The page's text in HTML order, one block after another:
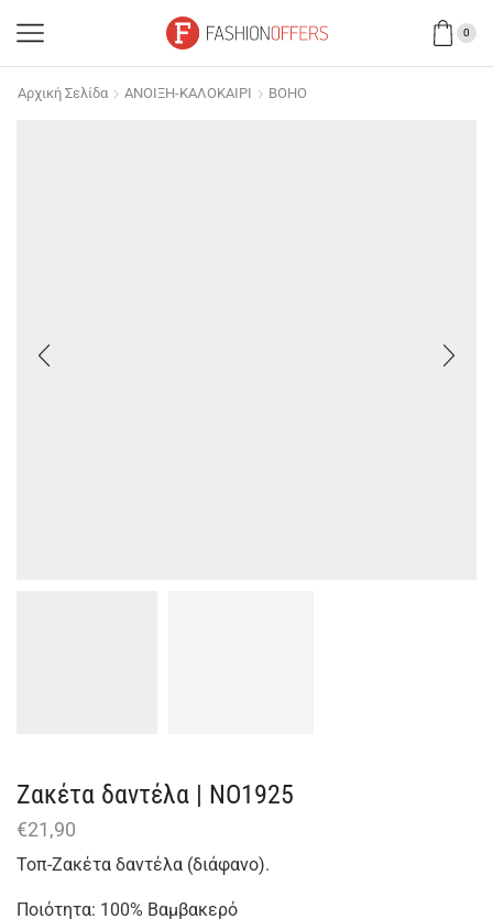
0
Αρχική Σελίδα ΑΝΟΙΞΗ-ΚΑΛΟΚΑΙΡΙ BOHO
Ζακέτα δαντέλα | NO1925
€21,90
Τοπ-Ζακέτα δαντέλα (διάφανο).
Ποιότητα: 100% Βαμβακερό